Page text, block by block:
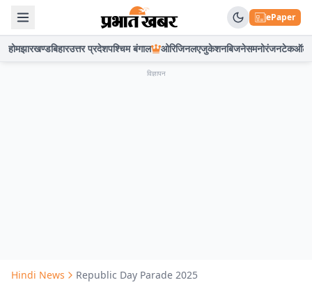
ePaper
होमझारखण्डबिहारउत्तर प्रदेशपश्चिम बंगाल ओरिजिनलएजुकेशनबिजनेसमनोरंजनटेकऑटो
विज्ञापन
Hindi News Republic Day Parade 2025